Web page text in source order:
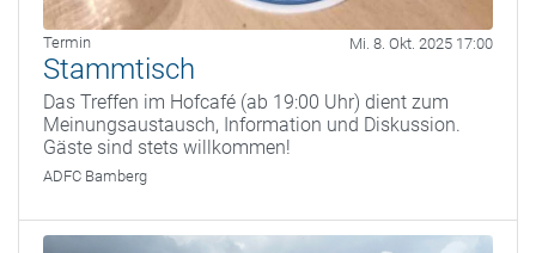
Termin Mi. 8. Okt. 2025 17:00
Stammtisch
Das Treffen im Hofcafé (ab 19:00 Uhr) dient zum
Meinungsaustausch, Information und Diskussion.
Gäste sind stets willkommen!
ADFC Bamberg